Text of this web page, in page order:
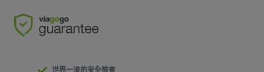
世界一流的安全檢查